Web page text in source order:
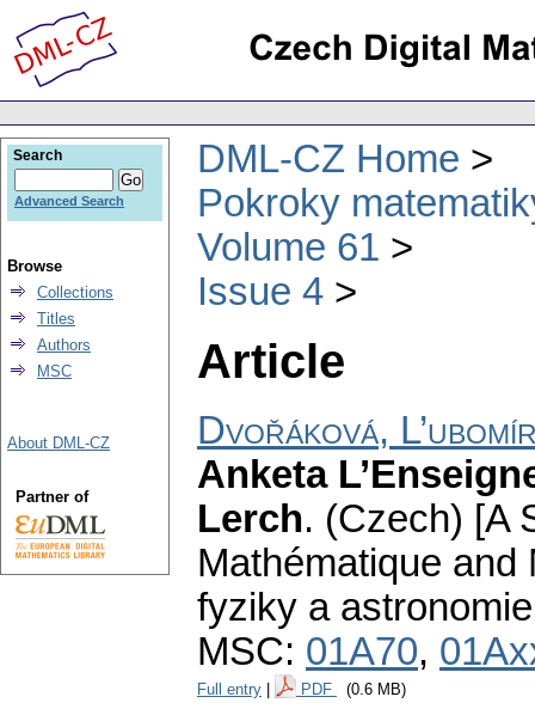
DML-CZ Home
Pokroky
Volume 61
Issue 4
Article
Dvořáková,
Anketa
Lerch. (Czech) [A
Mathématique and
fyziky a astronomie
MSC: 01A70,
Full entry PDF (0.6 MB)
Search
Advanced Search
Browse
Collections
Titles
Authors
MSC
About DML-CZ
Partner of